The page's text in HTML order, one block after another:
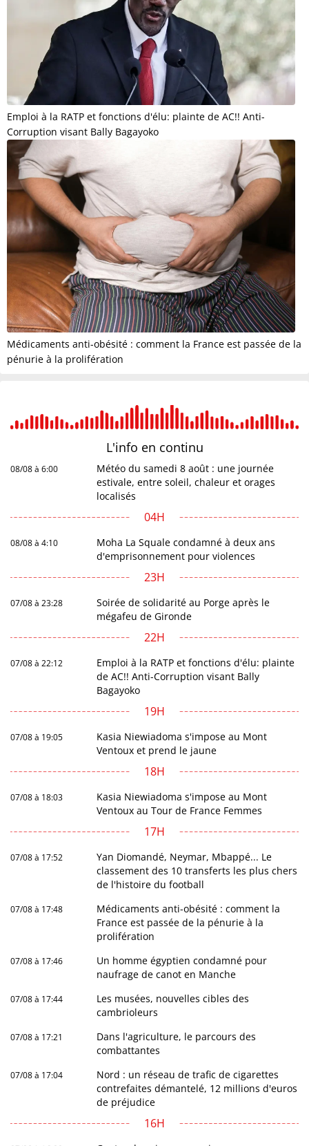
Emploi à la RATP et fonctions d'élu: plainte de AC!! Anti-
Corruption visant Bally Bagayoko
Médicaments anti-obésité : comment la France est passée de la
pénurie à la prolifération
L'info en continu
08/08 à 6:00
Météo du samedi 8 août : une journée
estivale, entre soleil, chaleur et orages
localisés
04H
08/08 à 4:10
Moha La Squale condamné à deux ans
d'emprisonnement pour violences
23H
07/08 à 23:28
Soirée de solidarité au Porge après le
mégafeu de Gironde
22H
07/08 à 22:12
Emploi à la RATP et fonctions d'élu: plainte
de AC!! Anti-Corruption visant Bally
Bagayoko
19H
07/08 à 19:05
Kasia Niewiadoma s'impose au Mont
Ventoux et prend le jaune
18H
07/08 à 18:03
Kasia Niewiadoma s'impose au Mont
Ventoux au Tour de France Femmes
17H
07/08 à 17:52
Yan Diomandé, Neymar, Mbappé... Le
classement des 10 transferts les plus chers
de l'histoire du football
07/08 à 17:48
Médicaments anti-obésité : comment la
France est passée de la pénurie à la
prolifération
07/08 à 17:46
Un homme égyptien condamné pour
naufrage de canot en Manche
07/08 à 17:44
Les musées, nouvelles cibles des
cambrioleurs
07/08 à 17:21
Dans l'agriculture, le parcours des
combattantes
07/08 à 17:04
Nord : un réseau de trafic de cigarettes
contrefaites démantelé, 12 millions d'euros
de préjudice
16H